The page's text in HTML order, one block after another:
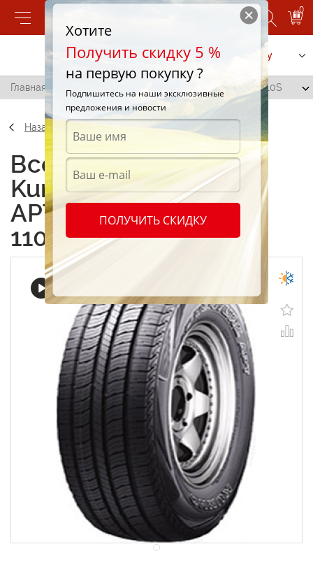
0
Позвонить Заказать услугу
Главная / Kumho Road Venture APT KL51 225/75 R16 110S
Назад
Всесезонные шины
Kumho Road Venture
APT KL51 225/75 R16
110S
Хотите
Получить скидку 5 %
на первую покупку ?
Подпишитесь на наши эксклюзивные
предложения и новости
ПОЛУЧИТЬ СКИДКУ